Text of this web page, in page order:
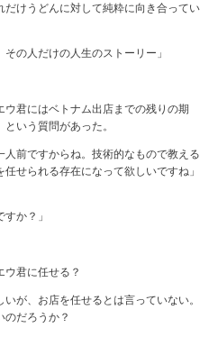
だけうどんに対して純粋に向き合ってい
の人だけの人生のストーリー」
君にはベトナム出店までの残りの期
いう質問があった。
人前ですからね。技術的なもので教える
せられる存在になって欲しいですね」
か？」
ウ君に任せる？
が、お店を任せるとは言っていない。
のだろうか？